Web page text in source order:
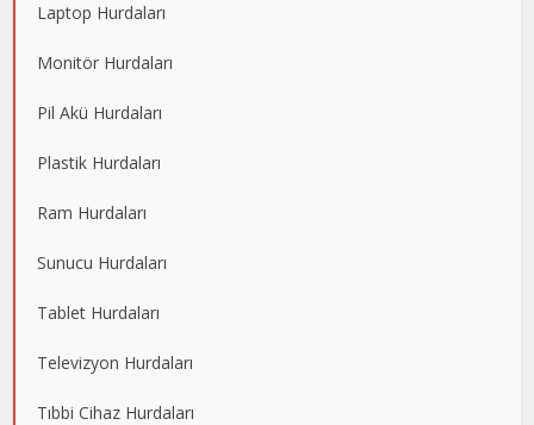
Laptop Hurdaları
Monitör Hurdaları
Pil Akü Hurdaları
Plastik Hurdaları
Ram Hurdaları
Sunucu Hurdaları
Tablet Hurdaları
Televizyon Hurdaları
Tıbbi Cihaz Hurdaları